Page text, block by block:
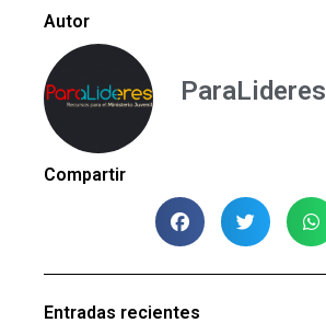
Autor
ParaLideres
Compartir
Entradas recientes